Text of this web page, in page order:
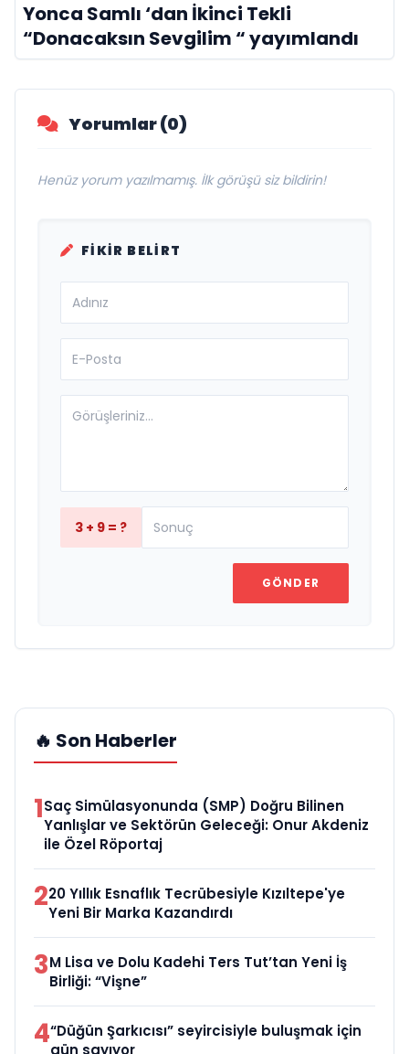
Yonca Samlı ‘dan İkinci Tekli
“Donacaksın Sevgilim “ yayımlandı
Yorumlar (0)
Henüz yorum yazılmamış. İlk görüşü siz bildirin!
FIKIR BELIRT
3 + 9 = ?
GÖNDER
🔥 Son Haberler
1Saç Simülasyonunda (SMP) Doğru Bilinen
Yanlışlar ve Sektörün Geleceği: Onur Akdeniz
ile Özel Röportaj
220 Yıllık Esnaflık Tecrübesiyle Kızıltepe'ye
Yeni Bir Marka Kazandırdı
3M Lisa ve Dolu Kadehi Ters Tut’tan Yeni İş
Birliği: “Vişne”
4“Düğün Şarkıcısı” seyircisiyle buluşmak için
gün sayıyor